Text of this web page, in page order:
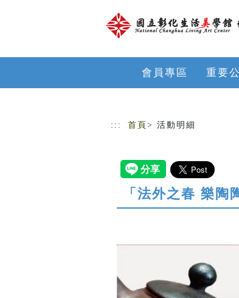
會員專區 重要
::: 首頁 > 活動明細
「法外之春 樂陶